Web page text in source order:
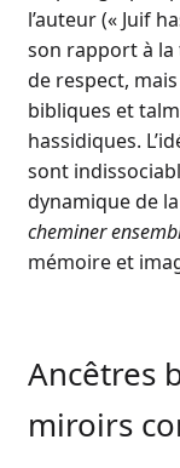
l’auteur (« Juif
son rapport à la
de respect, mais
bibliques et
hassidiques.
sont
dynamique de
cheminer
mémoire et
Ancêtres
miroirs